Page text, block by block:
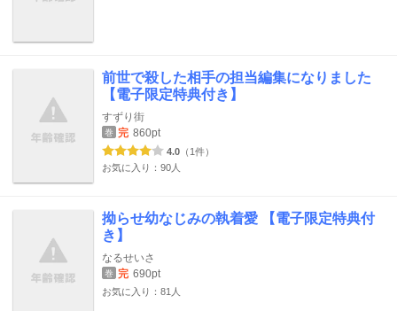
前世で殺した相手の担当編集になりました
【電子限定特典付き】
すずり街
巻 完 860pt
4.0 （1件）
お気に入り：90人
拗らせ幼なじみの執着愛 【電子限定特典付
き】
なるせいさ
巻 完 690pt
お気に入り：81人